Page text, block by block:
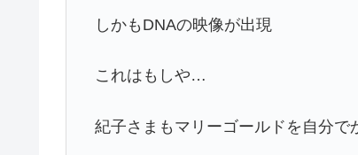
しかもDNAの映像が出現
これはもしや…
紀子さまもマリーゴールドを自分で